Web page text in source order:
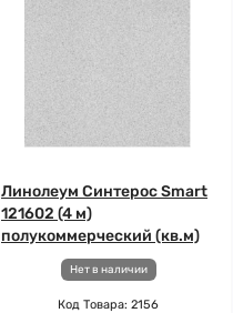
Линолеум Синтерос Smart
121602 (4 м)
полукоммерческий (кв.м)
Нет в наличии
Код Товара: 2156